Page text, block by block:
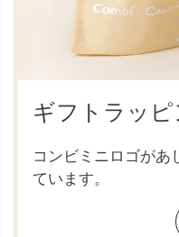
ギフトラッ
コンビミニロゴがあ
ています。